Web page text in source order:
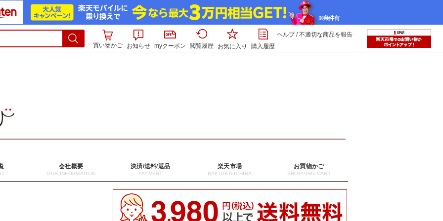
買い物かご お知らせ myクーポン 閲覧履歴 お気に入り 購入履歴
ヘルプ/不適切な商品を報告